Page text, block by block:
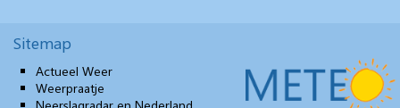
Sitemap
Actueel Weer
Weerpraatje